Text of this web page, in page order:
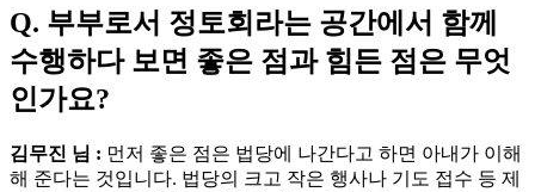
Q. 부부로서 정토회라는 공간에서 함께
수행하다 보면 좋은 점과 힘든 점은 무엇
인가요?
김무진 님 : 먼저 좋은 점은 법당에 나간다고 하면 아내가 이해
해 준다는 것입니다. 법당의 크고 작은 행사나 기도 접수 등 제